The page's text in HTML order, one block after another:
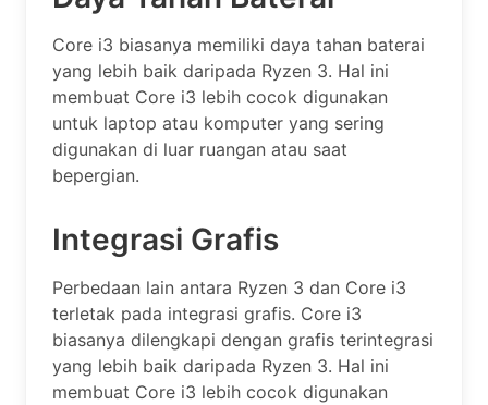
Core i3 biasanya memiliki daya tahan baterai
yang lebih baik daripada Ryzen 3. Hal ini
membuat Core i3 lebih cocok digunakan
untuk laptop atau komputer yang sering
digunakan di luar ruangan atau saat
bepergian.
Integrasi Grafis
Perbedaan lain antara Ryzen 3 dan Core i3
terletak pada integrasi grafis. Core i3
biasanya dilengkapi dengan grafis terintegrasi
yang lebih baik daripada Ryzen 3. Hal ini
membuat Core i3 lebih cocok digunakan